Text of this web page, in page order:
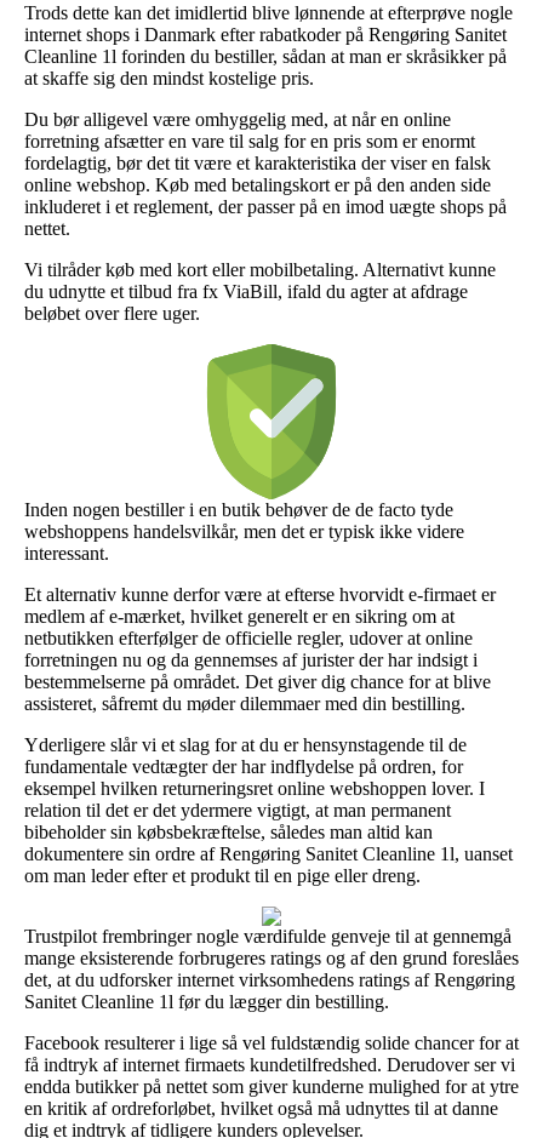
Trods dette kan det imidlertid blive lønnende at efterprøve nogle
internet shops i Danmark efter rabatkoder på Rengøring Sanitet
Cleanline 1l forinden du bestiller, sådan at man er skråsikker på
at skaffe sig den mindst kostelige pris.
Du bør alligevel være omhyggelig med, at når en online
forretning afsætter en vare til salg for en pris som er enormt
fordelagtig, bør det tit være et karakteristika der viser en falsk
online webshop. Køb med betalingskort er på den anden side
inkluderet i et reglement, der passer på en imod uægte shops på
nettet.
Vi tilråder køb med kort eller mobilbetaling. Alternativt kunne
du udnytte et tilbud fra fx ViaBill, ifald du agter at afdrage
beløbet over flere uger.
Inden nogen bestiller i en butik behøver de de facto tyde
webshoppens handelsvilkår, men det er typisk ikke videre
interessant.
Et alternativ kunne derfor være at efterse hvorvidt e-firmaet er
medlem af e-mærket, hvilket generelt er en sikring om at
netbutikken efterfølger de officielle regler, udover at online
forretningen nu og da gennemses af jurister der har indsigt i
bestemmelserne på området. Det giver dig chance for at blive
assisteret, såfremt du møder dilemmaer med din bestilling.
Yderligere slår vi et slag for at du er hensynstagende til de
fundamentale vedtægter der har indflydelse på ordren, for
eksempel hvilken returneringsret online webshoppen lover. I
relation til det er det ydermere vigtigt, at man permanent
bibeholder sin købsbekræftelse, således man altid kan
dokumentere sin ordre af Rengøring Sanitet Cleanline 1l, uanset
om man leder efter et produkt til en pige eller dreng.
Trustpilot frembringer nogle værdifulde genveje til at gennemgå
mange eksisterende forbrugeres ratings og af den grund foreslåes
det, at du udforsker internet virksomhedens ratings af Rengøring
Sanitet Cleanline 1l før du lægger din bestilling.
Facebook resulterer i lige så vel fuldstændig solide chancer for at
få indtryk af internet firmaets kundetilfredshed. Derudover ser vi
endda butikker på nettet som giver kunderne mulighed for at ytre
en kritik af ordreforløbet, hvilket også må udnyttes til at danne
dig et indtryk af tidligere kunders oplevelser.